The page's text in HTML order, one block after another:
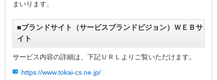
まいります。
■ブランドサイト（サービスブランドビジョン）ＷＥＢサ
イト
サービス内容の詳細は、下記ＵＲＬよりご覧いただけます。
https://www.tokai-cs.ne.jp/